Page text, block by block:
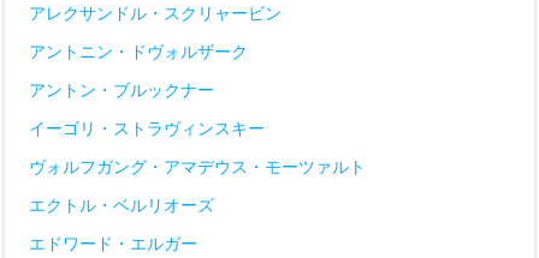
アレクサンドル・スクリャービン
アントニン・ドヴォルザーク
アントン・ブルックナー
イーゴリ・ストラヴィンスキー
ヴォルフガング・アマデウス・モーツァルト
エクトル・ベルリオーズ
エドワード・エルガー